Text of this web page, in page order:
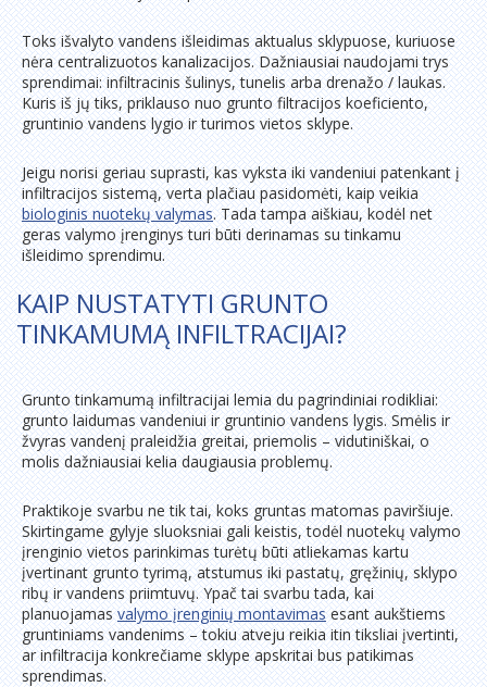
Toks išvalyto vandens išleidimas aktualus sklypuose, kuriuose
nėra centralizuotos kanalizacijos. Dažniausiai naudojami trys
sprendimai: infiltracinis šulinys, tunelis arba drenažo / laukas.
Kuris iš jų tiks, priklauso nuo grunto filtracijos koeficiento,
gruntinio vandens lygio ir turimos vietos sklype.
Jeigu norisi geriau suprasti, kas vyksta iki vandeniui patenkant į
infiltracijos sistemą, verta plačiau pasidomėti, kaip veikia
biologinis nuotekų valymas. Tada tampa aiškiau, kodėl net
geras valymo įrenginys turi būti derinamas su tinkamu
išleidimo sprendimu.
KAIP NUSTATYTI GRUNTO
TINKAMUMĄ INFILTRACIJAI?
Grunto tinkamumą infiltracijai lemia du pagrindiniai rodikliai:
grunto laidumas vandeniui ir gruntinio vandens lygis. Smėlis ir
žvyras vandenį praleidžia greitai, priemolis – vidutiniškai, o
molis dažniausiai kelia daugiausia problemų.
Praktikoje svarbu ne tik tai, koks gruntas matomas paviršiuje.
Skirtingame gylyje sluoksniai gali keistis, todėl nuotekų valymo
įrenginio vietos parinkimas turėtų būti atliekamas kartu
įvertinant grunto tyrimą, atstumus iki pastatų, gręžinių, sklypo
ribų ir vandens priimtuvų. Ypač tai svarbu tada, kai
planuojamasvalymo įrenginių montavimasesant aukštiems
gruntiniams vandenims – tokiu atveju reikia itin tiksliai įvertinti,
ar infiltracija konkrečiame sklype apskritai bus patikimas
sprendimas.